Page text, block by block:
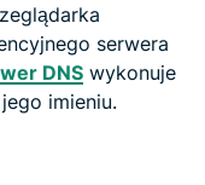
serwera
DNS wykonuje
imieniu.